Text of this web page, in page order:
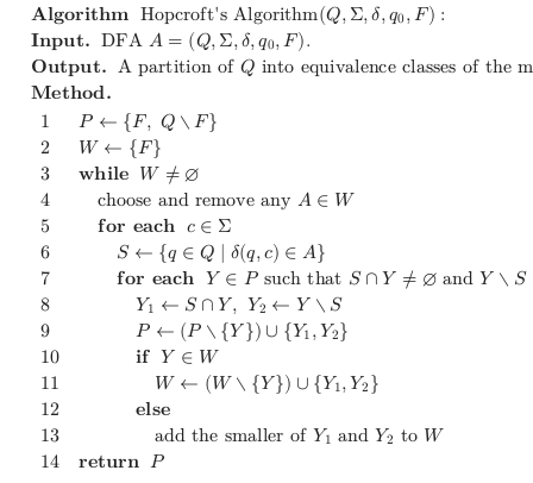
𝐀𝐥𝐠𝐨𝐫𝐢𝐭𝐡𝐦 Hopcroft's Algorithm(𝑄,Σ,𝛿,𝑞0,𝐹) :
𝐈𝐧𝐩𝐮𝐭. DFA 𝐴 = (𝑄,Σ,𝛿,𝑞0,𝐹).
𝐎𝐮𝐭𝐩𝐮𝐭. A partition of 𝑄 into equivalence classes of the m
𝐌𝐞𝐭𝐡𝐨𝐝.
1
𝑃 ← {𝐹, 𝑄 ∖𝐹}
2
𝑊 ← {𝐹}
3
𝐰𝐡𝐢𝐥𝐞 𝑊 ≠ ∅
4
choose and remove any 𝐴 ∈ 𝑊
5
𝐟𝐨𝐫 𝐞𝐚𝐜𝐡 𝑐 ∈ Σ
6
𝑆 ← {𝑞 ∈ 𝑄 ∣ 𝛿(𝑞,𝑐) ∈ 𝐴}
7
𝐟𝐨𝐫 𝐞𝐚𝐜𝐡 𝑌 ∈ 𝑃 such that 𝑆 ∩ 𝑌 ≠ ∅ and 𝑌 ∖ 𝑆
8
𝑌1 ← 𝑆 ∩ 𝑌, 𝑌2 ← 𝑌 ∖ 𝑆
9
𝑃 ← (𝑃 ∖ {𝑌}) ∪ {𝑌1,𝑌2}
10 𝐢𝐟 𝑌 ∈ 𝑊
11 𝑊 ← (𝑊 ∖ {𝑌}) ∪ {𝑌1,𝑌2}
12 𝐞𝐥𝐬𝐞
13 add the smaller of 𝑌1 and 𝑌2 to 𝑊
14 𝐫𝐞𝐭𝐮𝐫𝐧 𝑃
AlgorithmHopcroft's Algorithm(Q,Σ,δ,q0, F): Input.